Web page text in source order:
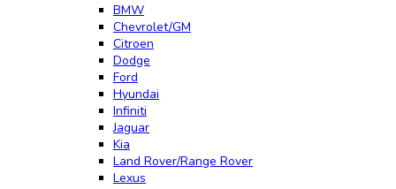
BMW
Chevrolet/GM
Citroen
Dodge
Ford
Hyundai
Infiniti
Jaguar
Kia
Land Rover/Range Rover
Lexus